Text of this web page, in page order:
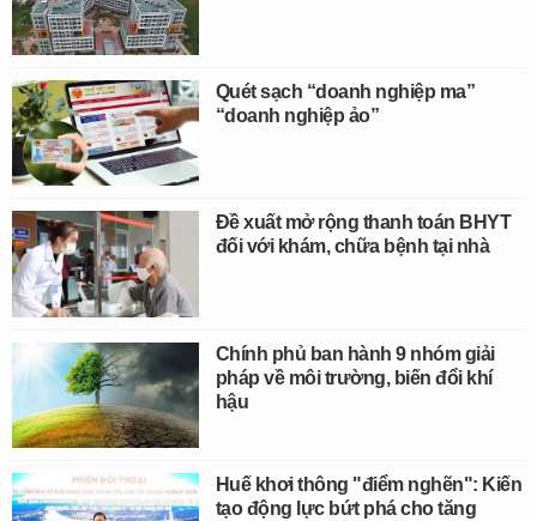
Quét sạch “doanh nghiệp ma”
“doanh nghiệp ảo”
Đề xuất mở rộng thanh toán BHYT
đối với khám, chữa bệnh tại nhà
Chính phủ ban hành 9 nhóm giải
pháp về môi trường, biến đổi khí
hậu
Huế khơi thông "điểm nghẽn": Kiến
tạo động lực bứt phá cho tăng